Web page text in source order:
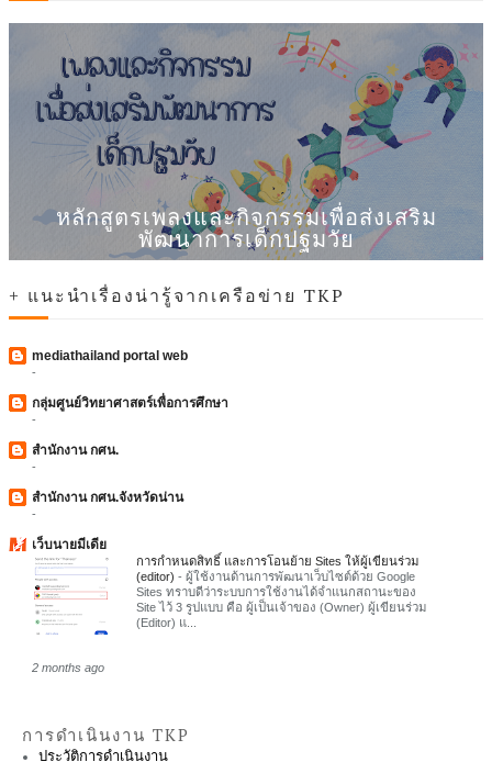
หลักสูตรเพลงและกิจกรรมเพื่อส่งเสริม
พัฒนาการเด็กปฐมวัย
+ แนะนำเรื่องน่ารู้จากเครือข่าย TKP
mediathailand portal web
-
กลุ่มศูนย์วิทยาศาสตร์เพื่อการศึกษา
-
สำนักงาน กศน.
-
สำนักงาน กศน.จังหวัดน่าน
-
เว็บนายมีเดีย
การกำหนดสิทธิ์ และการโอนย้าย Sites ให้ผู้เขียนร่วม
(editor) - ผู้ใช้งานด้านการพัฒนาเว็บไซต์ด้วย Google
Sites ทราบดีว่าระบบการใช้งานได้จำแนกสถานะของ
Site ไว้ 3 รูปแบบ คือ ผู้เป็นเจ้าของ (Owner) ผู้เขียนร่วม
(Editor) แ...
2 months ago
การดำเนินงาน TKP
ประวัติการดำเนินงาน